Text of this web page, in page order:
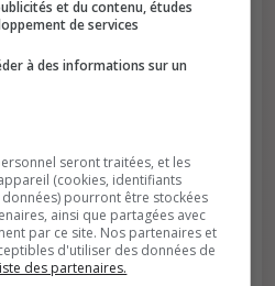
le classement
à monter dans le
et du contenu, études
de services
à des informations sur un
seront traitées, et les
(cookies, identifiants
pourront être stockées
ainsi que partagées avec
par ce site. Nos partenaires et
d'utiliser des données de
des partenaires.